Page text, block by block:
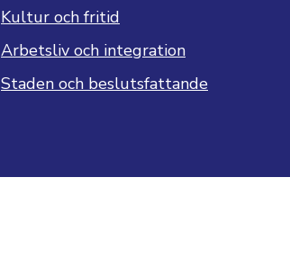
Kultur och fritid
Arbetsliv och integration
Staden och beslutsfattande